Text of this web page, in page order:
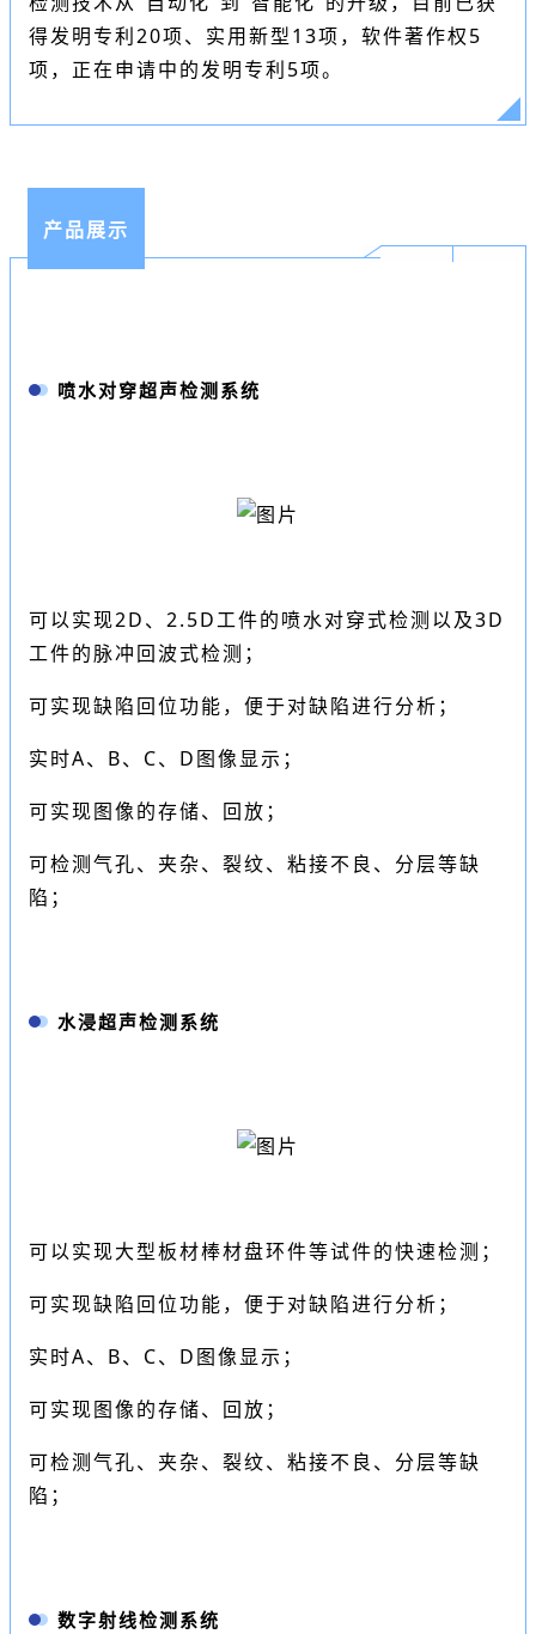
得发明专利20项、实用新型13项，软件著作权5
项，正在申请中的发明专利5项。
产品展示
喷水对穿超声检测系统
可以实现2D、2.5D工件的喷水对穿式检测以及3D
工件的脉冲回波式检测；
可实现缺陷回位功能，便于对缺陷进行分析；
实时A、B、C、D图像显示；
可实现图像的存储、回放；
可检测气孔、夹杂、裂纹、粘接不良、分层等缺
陷；
水浸超声检测系统
可以实现大型板材棒材盘环件等试件的快速检测；
可实现缺陷回位功能，便于对缺陷进行分析；
实时A、B、C、D图像显示；
可实现图像的存储、回放；
可检测气孔、夹杂、裂纹、粘接不良、分层等缺
陷；
数字射线检测系统